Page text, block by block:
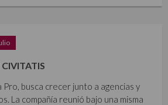
Pro, busca crecer junto a agencias y
La compañía reunió bajo una misma